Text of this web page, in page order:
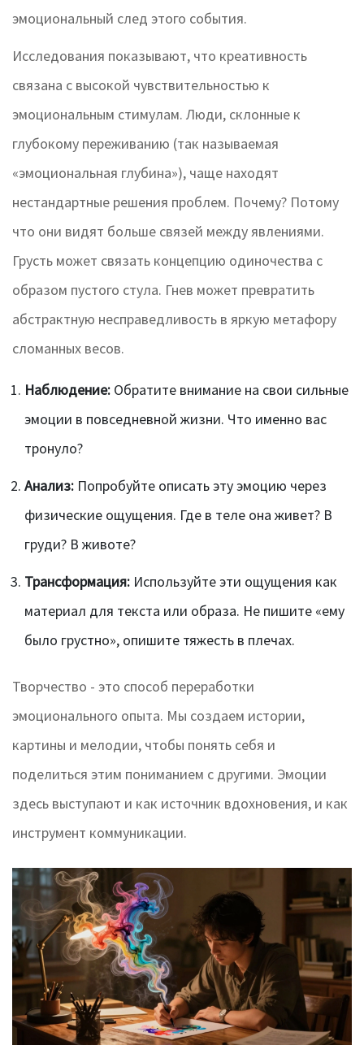
эмоциональный след этого события.
Исследования показывают, что креативность
связана с высокой чувствительностью к
эмоциональным стимулам. Люди, склонные к
глубокому переживанию (так называемая
«эмоциональная глубина»), чаще находят
нестандартные решения проблем. Почему? Потому
что они видят больше связей между явлениями.
Грусть может связать концепцию одиночества с
образом пустого стула. Гнев может превратить
абстрактную несправедливость в яркую метафору
сломанных весов.
Наблюдение: Обратите внимание на свои сильные
эмоции в повседневной жизни. Что именно вас
тронуло?
Анализ: Попробуйте описать эту эмоцию через
физические ощущения. Где в теле она живет? В
груди? В животе?
Трансформация: Используйте эти ощущения как
материал для текста или образа. Не пишите «ему
было грустно», опишите тяжесть в плечах.
Творчество - это способ переработки
эмоционального опыта. Мы создаем истории,
картины и мелодии, чтобы понять себя и
поделиться этим пониманием с другими. Эмоции
здесь выступают и как источник вдохновения, и как
инструмент коммуникации.